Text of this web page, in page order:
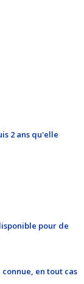
2 ans qu'elle
pour de
en tout cas